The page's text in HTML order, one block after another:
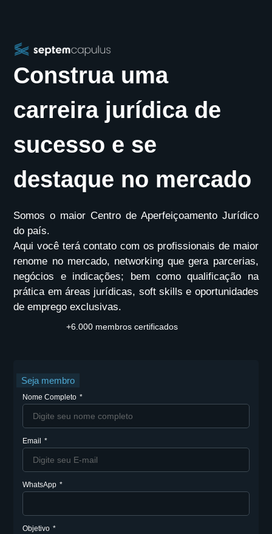
Construa uma
carreira jurídica de
sucesso e se
destaque no mercado
Somos o maior Centro de Aperfeiçoamento Jurídico
do país.
Aqui você terá contato com os profissionais de maior
renome no mercado, networking que gera parcerias,
negócios e indicações; bem como qualificação na
prática em áreas jurídicas, soft skills e oportunidades
de emprego exclusivas.
+6.000 membros certificados
Seja membro
Nome Completo
Email
WhatsApp
Objetivo